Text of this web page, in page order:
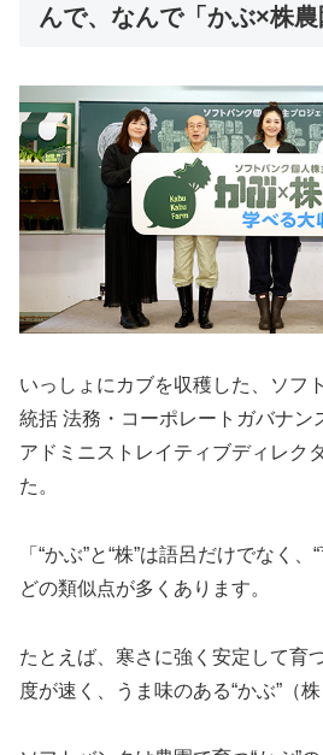
んで、なんで「かぶ×株農
いっしょにカブを収穫した、ソフ
統括 法務・コーポレートガバナン
アドミニストレイティブディレク
た。
「“かぶ”と“株”は語呂だけでなく、
どの類似点が多くあります。
たとえば、寒さに強く安定して育
度が速く、うま味のある“かぶ”（株